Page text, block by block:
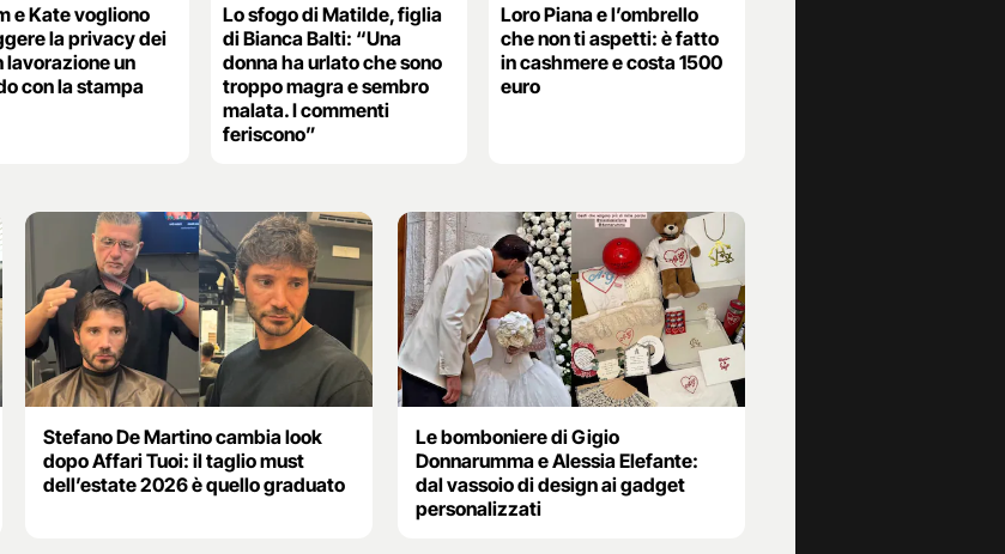
e Kate vogliono
la privacy dei
lavorazione un
con la stampa
Lo sfogo di Matilde, figlia
di Bianca Balti: “Una
donna ha urlato che sono
troppo magra e sembro
malata. I commenti
feriscono”
Loro Piana e l’ombrello
che non ti aspetti: è fatto
in cashmere e costa 1500
euro
Stefano De Martino cambia look
dopo Affari Tuoi: il taglio must
dell’estate 2026 è quello graduato
Le bomboniere di Gigio
Donnarumma e Alessia Elefante:
dal vassoio di design ai gadget
personalizzati